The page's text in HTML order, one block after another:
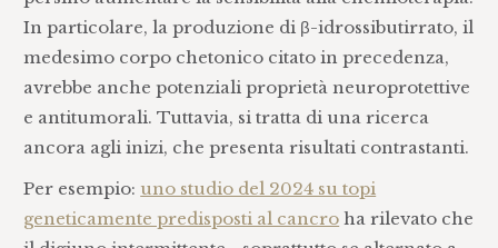
In particolare, la produzione di β-idrossibutirrato, il
medesimo corpo chetonico citato in precedenza,
avrebbe anche potenziali proprietà neuroprotettive
e antitumorali. Tuttavia, si tratta di una ricerca
ancora agli inizi, che presenta risultati contrastanti.
Per esempio: uno studio del 2024 su topi
geneticamente predisposti al cancro ha rilevato che